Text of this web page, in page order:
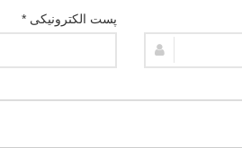
پست الکترونیکی *